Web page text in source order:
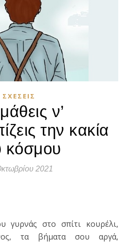
ΣΧΈΣΕΙΣ
ν’
την κακία
κόσμου
2021
τα βήματα σου αργά,